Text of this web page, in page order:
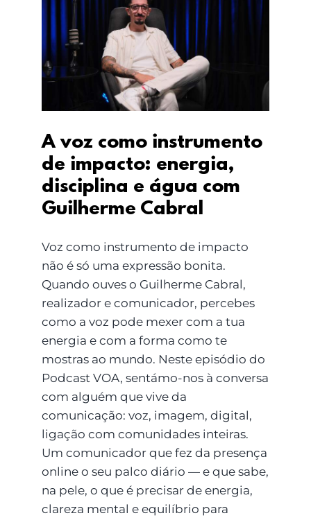
A voz como
instrumento de
impacto: energia,
disciplina e água com
Guilherme Cabral
A voz como instrumento
de impacto: energia,
disciplina e água com
Guilherme Cabral
Voz como instrumento de impacto
não é só uma expressão bonita.
Quando ouves o Guilherme Cabral,
realizador e comunicador, percebes
como a voz pode mexer com a tua
energia e com a forma como te
mostras ao mundo. Neste episódio do
Podcast VOA, sentámo-nos à conversa
com alguém que vive da
comunicação: voz, imagem, digital,
ligação com comunidades inteiras.
Um comunicador que fez da presença
online o seu palco diário — e que sabe,
na pele, o que é precisar de energia,
clareza mental e equilíbrio para